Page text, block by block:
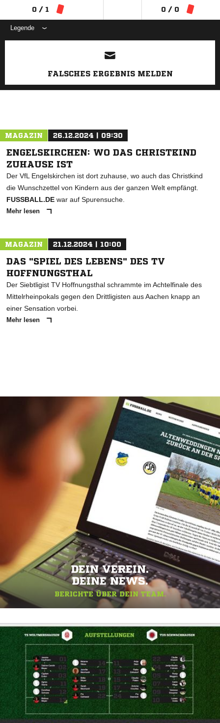
0 / 1 0 / 0
Legende
ANZEIGE
FALSCHES ERGEBNIS MELDEN
MAGAZIN 26.12.2024 | 09:30
ENGELSKIRCHEN: WO DAS CHRISTKIND
ZUHAUSE IST
Der VfL Engelskirchen ist dort zuhause, wo auch das Christkind
die Wunschzettel von Kindern aus der ganzen Welt empfängt.
FUSSBALL.DE war auf Spurensuche.
Mehr lesen
MAGAZIN 21.12.2024 | 10:00
DAS "SPIEL DES LEBENS" DES TV
HOFFNUNGSTHAL
Der Siebtligist TV Hoffnungsthal schrammte im Achtelfinale des
Mittelrheinpokals gegen den Drittligisten aus Aachen knapp an
einer Sensation vorbei.
Mehr lesen
DEIN VEREIN.
DEINE NEWS.
BERICHTE ÜBER DEIN TEAM.